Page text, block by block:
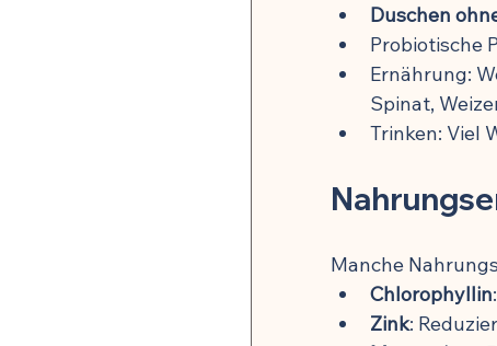
Duschen
Probiotische
Ernährung:
Spinat,
Trinken: Viel
Manche
Chlorophyllin
Zink: